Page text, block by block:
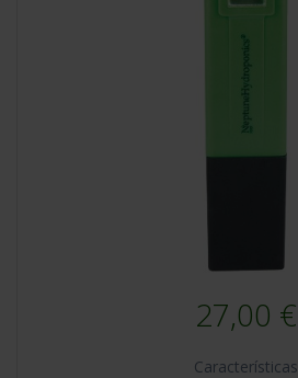
27,00 €
Características